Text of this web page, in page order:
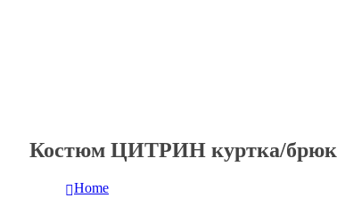
Костюм ЦИТРИН куртка/
Home